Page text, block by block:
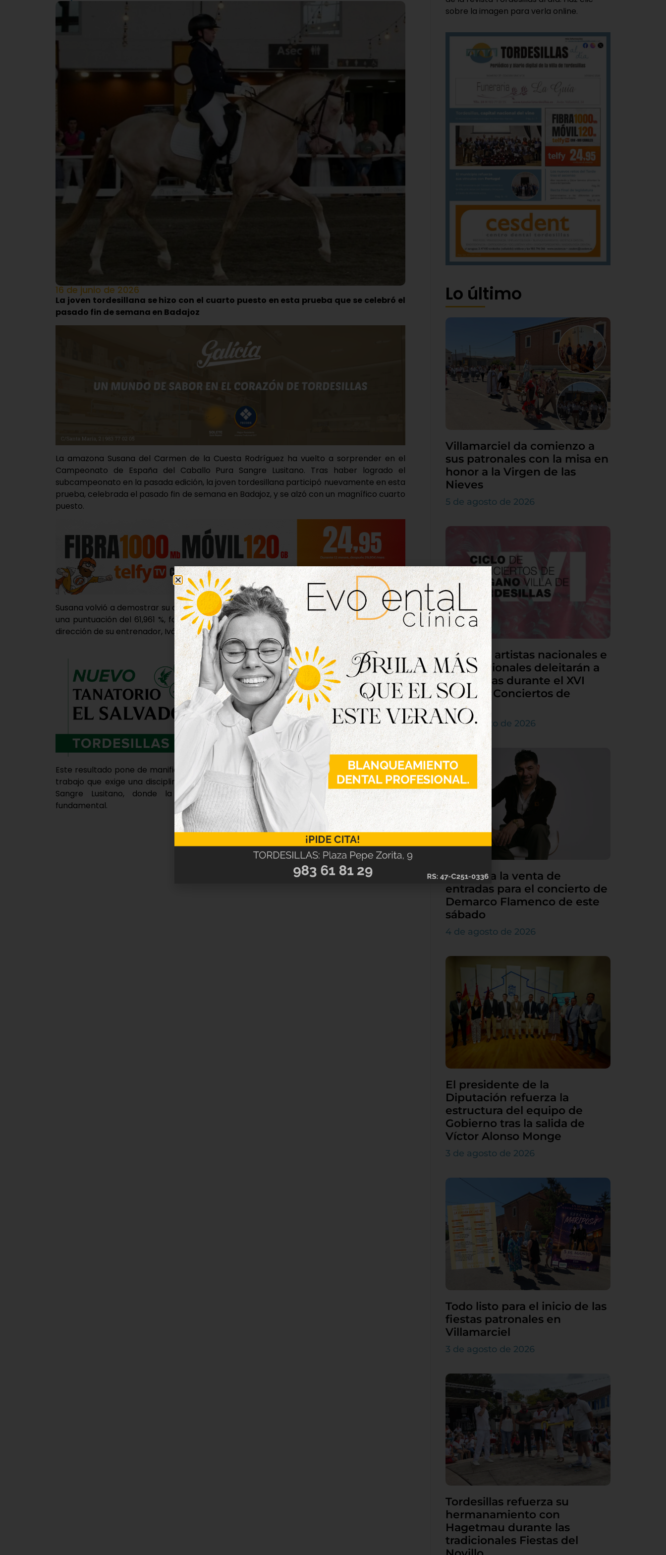
16 de junio de 2026
La joven tordesillana se hizo con el cuarto puesto en esta prueba que se celebró el
pasado fin de semana en Badajoz
La amazona Susana del Carmen de la Cuesta Rodríguez ha vuelto a sorprender en el
Campeonato de España del Caballo Pura Sangre Lusitano. Tras haber logrado el
subcampeonato en la pasada edición, la joven tordesillana participó nuevamente en esta
prueba, celebrada el pasado fin de semana en Badajoz, y se alzó con un magnífico cuarto
puesto.
Susana volvió a demostrar su alto nivel competitivo una vez más, alcanzando alcanzando
una puntuación del 61,961 %, formando binomio con su caballo Lorca de Pujedo y bajo la
dirección de su entrenador, Iván Seco de la Iglesia.
Este resultado pone de manifiesto el esfuerzo, la dedicación y las innumerables horas de
trabajo que exige una disciplina tan técnica y exigente como la doma del caballo Pura
Sangre Lusitano, donde la compenetración entre amazona y caballo resulta
fundamental.
sobre la imagen para verla online.
Lo último
Villamarciel da comienzo a
sus patronales con la misa en
honor a la Virgen de las
Nieves
5 de agosto de 2026
Grandes artistas nacionales e
internacionales deleitarán a
Tordesillas durante el XVI
Ciclo de Conciertos de
Órgano
4 de agosto de 2026
Continúa la venta de
entradas para el concierto de
Demarco Flamenco de este
sábado
4 de agosto de 2026
El presidente de la
Diputación refuerza la
estructura del equipo de
Gobierno tras la salida de
Víctor Alonso Monge
3 de agosto de 2026
Todo listo para el inicio de las
fiestas patronales en
Villamarciel
3 de agosto de 2026
Tordesillas refuerza su
hermanamiento con
Hagetmau durante las
tradicionales Fiestas del